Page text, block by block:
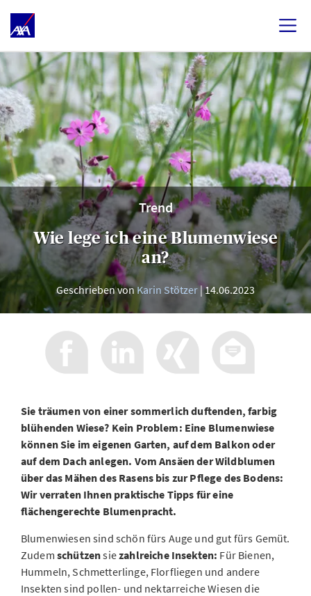
Trend
Wie lege ich eine Blumenwiese
an?
Geschrieben vonKarin Stötzer 14.06.2023
Sie träumen von einer sommerlich duftenden, farbig
blühenden Wiese? Kein Problem: Eine Blumenwiese
können Sie im eigenen Garten, auf dem Balkon oder
auf dem Dach anlegen. Vom Ansäen der Wildblumen
über das Mähen des Rasens bis zur Pflege des Bodens:
Wir verraten Ihnen praktische Tipps für eine
flächengerechte Blumenpracht.
Blumenwiesen sind schön fürs Auge und gut fürs Gemüt.
Zudem schützensiezahlreiche Insekten: Für Bienen,
Hummeln, Schmetterlinge, Florfliegen und andere
Insekten sind pollen- und nektarreiche Wiesen die